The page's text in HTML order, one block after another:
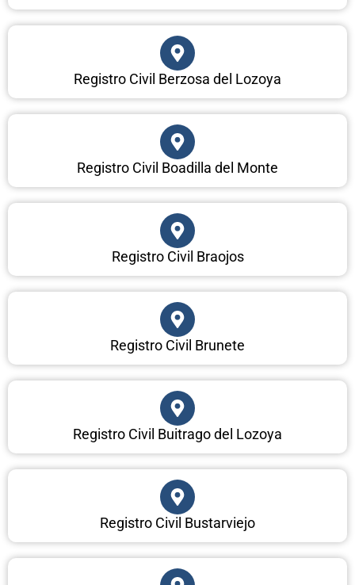
Registro Civil Berzosa del Lozoya
Registro Civil Boadilla del Monte
Registro Civil Braojos
Registro Civil Brunete
Registro Civil Buitrago del Lozoya
Registro Civil Bustarviejo